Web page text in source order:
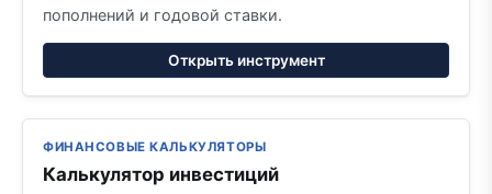
пополнений и годовой ставки.
Открыть инструмент
ФИНАНСОВЫЕ КАЛЬКУЛЯТОРЫ
Калькулятор инвестиций